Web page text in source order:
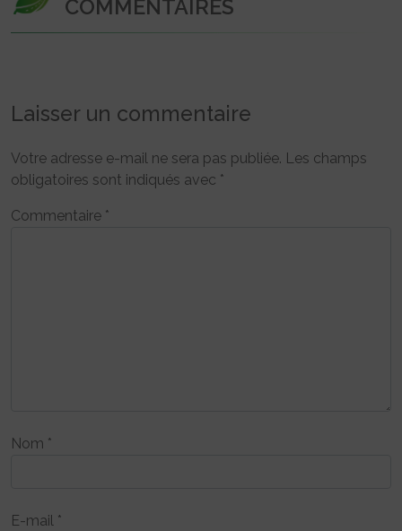
COMMENTAIRES
Laisser un commentaire
Votre adresse e-mail ne sera pas publiée. Les champs
obligatoires sont indiqués avec *
Commentaire *
Nom *
E-mail *